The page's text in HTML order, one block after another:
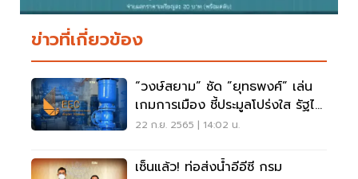
ข่าวที่เกี่ยวข้อง
“วงษ์สยาม” ซัด ”ยุทธพงศ์” เล่น
เกมการเมือง ชี้ประมูลโปร่งใส รัฐได้
สูงสุด
22 ก.ย. 2565 | 14:02 น.
เซ็นแล้ว! ท่อส่งน้ำอีอีซี กรม